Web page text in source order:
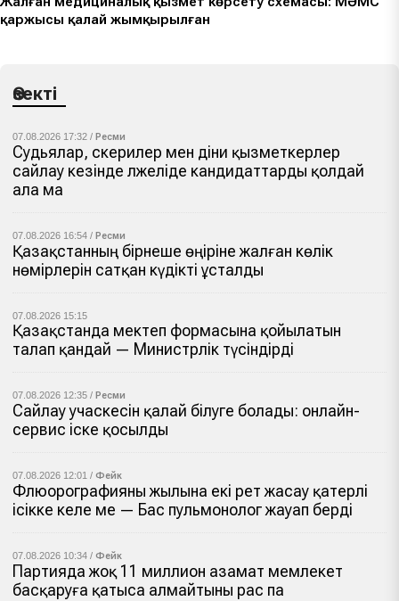
қаржысы қалай жымқырылған
Өзекті
07.08.2026 17:32 / Ресми
Судьялар, әскерилер мен діни қызметкерлер
сайлау кезінде әлжеліде кандидаттарды қолдай
ала ма
07.08.2026 16:54 / Ресми
Қазақстанның бірнеше өңіріне жалған көлік
нөмірлерін сатқан күдікті ұсталды
07.08.2026 15:15
Қазақстанда мектеп формасына қойылатын
талап қандай — Министрлік түсіндірді
07.08.2026 12:35 / Ресми
Сайлау учаскесін қалай білуге болады: онлайн-
сервис іске қосылды
07.08.2026 12:01 / Фейк
Флюорографияны жылына екі рет жасау қатерлі
ісікке әкеле ме — Бас пульмонолог жауап берді
07.08.2026 10:34 / Фейк
Партияда жоқ 11 миллион азамат мемлекет
басқаруға қатыса алмайтыны рас па